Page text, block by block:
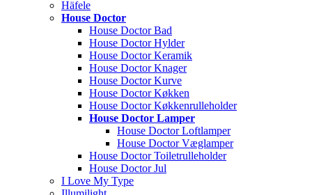
Häfele
House Doctor
House Doctor Bad
House Doctor Hylder
House Doctor Keramik
House Doctor Knager
House Doctor Kurve
House Doctor Køkken
House Doctor Køkkenrulleholder
House Doctor Lamper
House Doctor Loftlamper
House Doctor Væglamper
House Doctor Toiletrulleholder
House Doctor Jul
I Love My Type